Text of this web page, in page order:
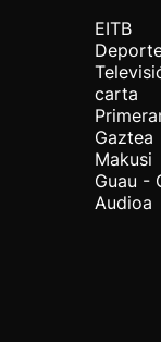
EITB
carta
Gaztea
Makusi
Guau -
Audioa